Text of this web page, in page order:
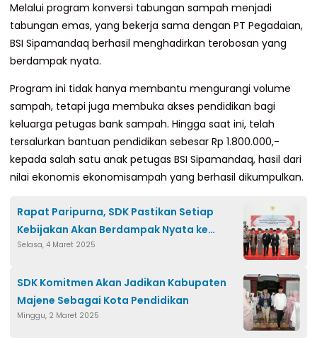
Melalui program konversi tabungan sampah menjadi
tabungan emas, yang bekerja sama dengan PT Pegadaian,
BSI Sipamandaq berhasil menghadirkan terobosan yang
berdampak nyata.
Program ini tidak hanya membantu mengurangi volume
sampah, tetapi juga membuka akses pendidikan bagi
keluarga petugas bank sampah. Hingga saat ini, telah
tersalurkan bantuan pendidikan sebesar Rp 1.800.000,-
kepada salah satu anak petugas BSI Sipamandaq, hasil dari
nilai ekonomis ekonomisampah yang berhasil dikumpulkan.
Rapat Paripurna, SDK Pastikan Setiap
Kebijakan Akan Berdampak Nyata ke
Masyarakat
Selasa, 4 Maret 2025
SDK Komitmen Akan Jadikan Kabupaten
Majene Sebagai Kota Pendidikan
Minggu, 2 Maret 2025